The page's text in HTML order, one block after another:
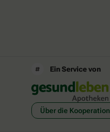
Ein Service von
Über die Kooperation